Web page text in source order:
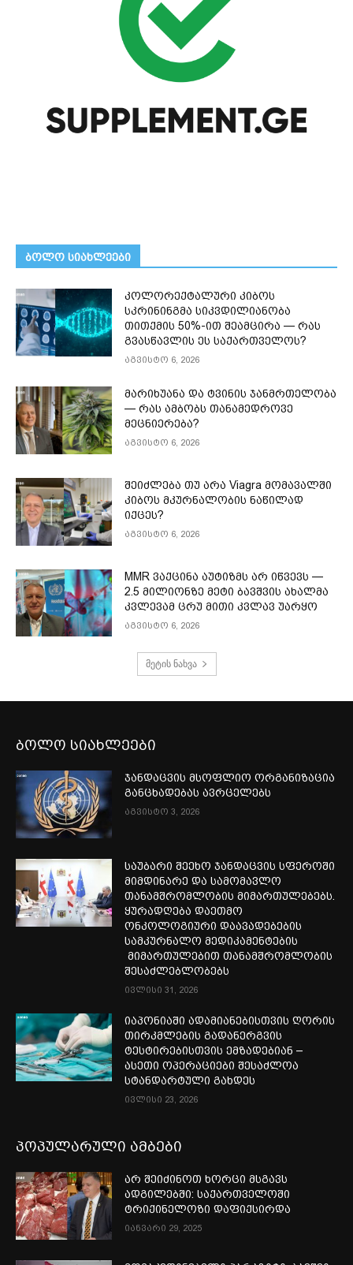
ᲑᲝᲚᲝ ᲡᲘᲐᲮᲚᲔᲔᲑᲘ
კოლორექტალური კიბოს
სკრინინგმა სიკვდილიანობა
თითქმის 50%-ით შეამცირა — რას
გვასწავლის ეს საქართველოს?
აგვისტო 6, 2026
მარიხუანა და ტვინის ჯანმრთელობა
— რას ამბობს თანამედროვე
მეცნიერება?
აგვისტო 6, 2026
შეიძლება თუ არა Viagra მომავალში
კიბოს მკურნალობის ნაწილად
იქცეს?
აგვისტო 6, 2026
MMR ვაქცინა აუტიზმს არ იწვევს —
2.5 მილიონზე მეტი ბავშვის ახალმა
კვლევამ ცრუ მითი კვლავ უარყო
აგვისტო 6, 2026
მეტის ნახვა
ბოლო სიახლეები
ჯანდაცვის მსოფლიო ორგანიზაცია
განცხადებას ავრცელებს
აგვისტო 3, 2026
საუბარი შეეხო ჯანდაცვის სფეროში
მიმდინარე და სამომავლო
თანამშრომლობის მიმართულებებს.
ყურადღება დაეთმო
ონკოლოგიური დაავადებების
სამკურნალო მედიკამენტების
მიმართულებით თანამშრომლობის
შესაძლებლობებს
ივლისი 31, 2026
იაპონიაში ადამიანებისთვის ღორის
თირკმლების გადანერგვის
ტესტირებისთვის ემზადებიან –
ასეთი ოპერაციები შესაძლოა
სტანდარტული გახდეს
ივლისი 23, 2026
პოპულარული ამბები
არ შეიძინოთ ხორცი მსგავს
ადგილებში: საქართველოში
ტრიქინელოზი დაფიქსირდა
იანვარი 29, 2025